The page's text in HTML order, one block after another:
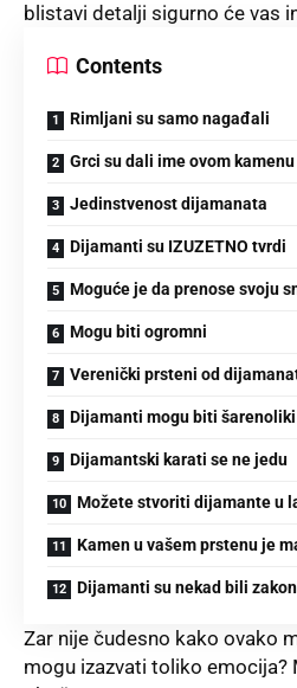
blistavi detalji sigurno će vas
Contents
Rimljani su samo nagađali
Grci su dali ime ovom kamenu
Jedinstvenost dijamanata
Dijamanti su IZUZETNO tvrdi
Moguće je da prenose svoju
Mogu biti ogromni
Verenički prsteni od
Dijamanti mogu biti šarenoliki
Dijamantski karati se ne jedu
Možete stvoriti dijamante u
Kamen u vašem prstenu je
Dijamanti su nekad bili
Zar nije čudesno kako ovako
mogu izazvati toliko emocija?